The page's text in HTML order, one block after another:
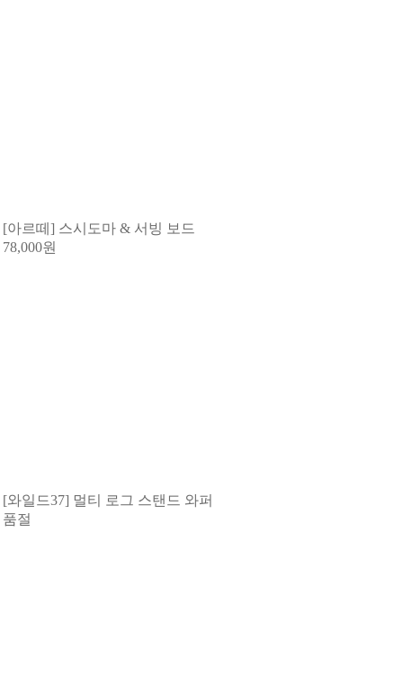
[아르떼] 스시도마 & 서빙 보드
78,000원
[와일드37] 멀티 로그 스탠드 와퍼
품절